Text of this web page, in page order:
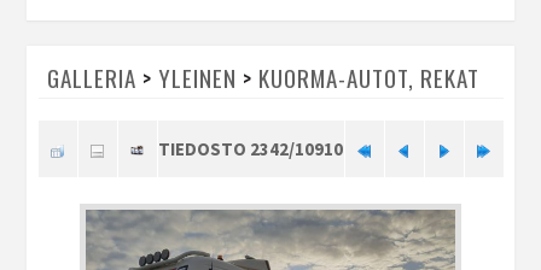
GALLERIA > YLEINEN > KUORMA-AUTOT, REKAT
TIEDOSTO 2342/10910